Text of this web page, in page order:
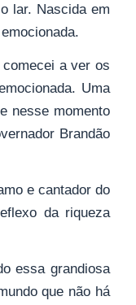
lar. Nascida em
a ver os
Uma
nesse momento
Brandão
e cantador do
da riqueza
essa grandiosa
que não há